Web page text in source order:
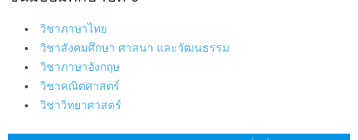
วิชาภาษาไทย
วิชาสังคมศึกษา ศาสนา และวัฒนธรรม
วิชาภาษาอังกฤษ
วิชาคณิตศาสตร์
วิชาวิทยาศาสตร์